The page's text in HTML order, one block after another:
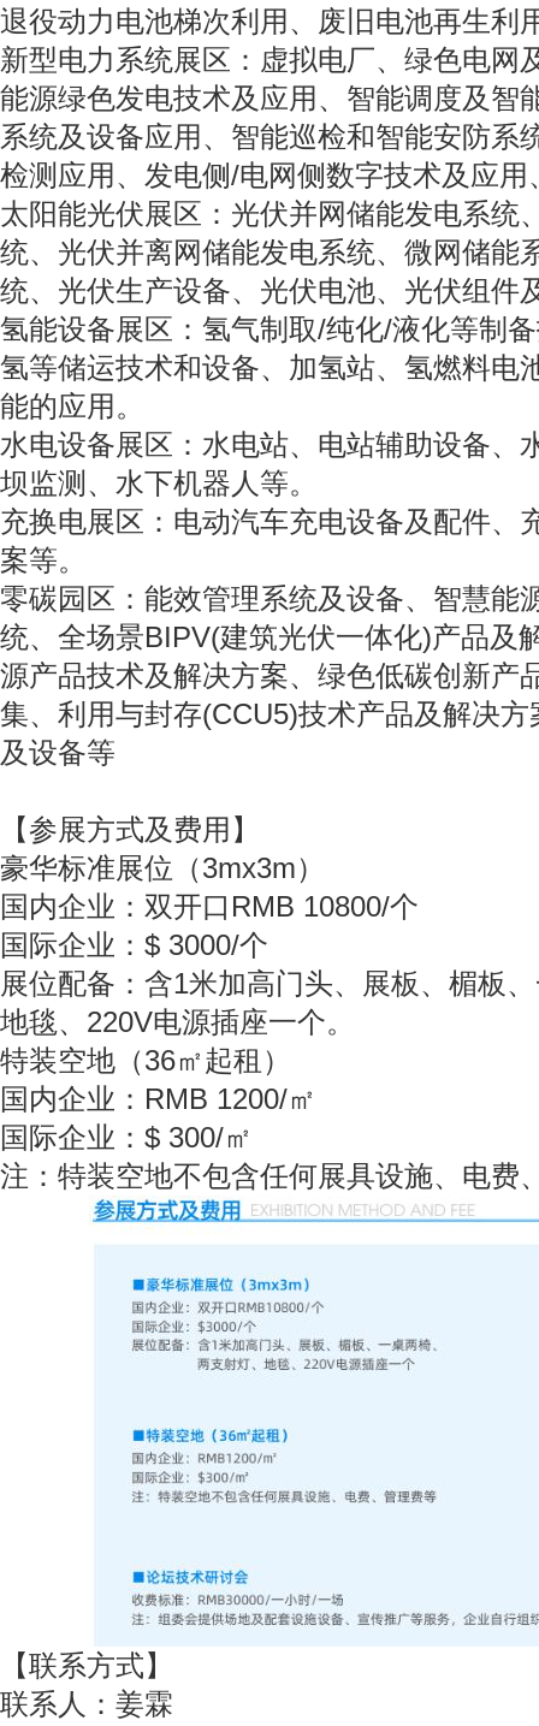
退役动力电池梯次利用、废旧电池再生利
新型电力系统展区：虚拟电厂、绿色电网
能源绿色发电技术及应用、智能调度及智
系统及设备应用、智能巡检和智能安防系
检测应用、发电侧/电网侧数字技术及应
太阳能光伏展区：光伏并网储能发电系统
统、光伏并离网储能发电系统、微网储能
统、光伏生产设备、光伏电池、光伏组件
氢能设备展区：氢气制取/纯化/液化等制
氢等储运技术和设备、加氢站、氢燃料电
能的应用。
水电设备展区：水电站、电站辅助设备、
坝监测、水下机器人等。
充换电展区：电动汽车充电设备及配件、
案等。
零碳园区：能效管理系统及设备、智慧能
统、全场景BIPV(建筑光伏一体化)产品及
源产品技术及解决方案、绿色低碳创新产
集、利用与封存(CCU5)技术产品及解决
及设备等
【参展方式及费用】
豪华标准展位（3mx3m）
国内企业：双开口RMB 10800/个
国际企业：$ 3000/个
展位配备：含1米加高门头、展板、楣板
地毯、220V电源插座一个。
特装空地（36㎡起租）
国内企业：RMB 1200/㎡
国际企业：$ 300/㎡
注：特装空地不包含任何展具设施、电费
【联系方式】
联系人：姜霖